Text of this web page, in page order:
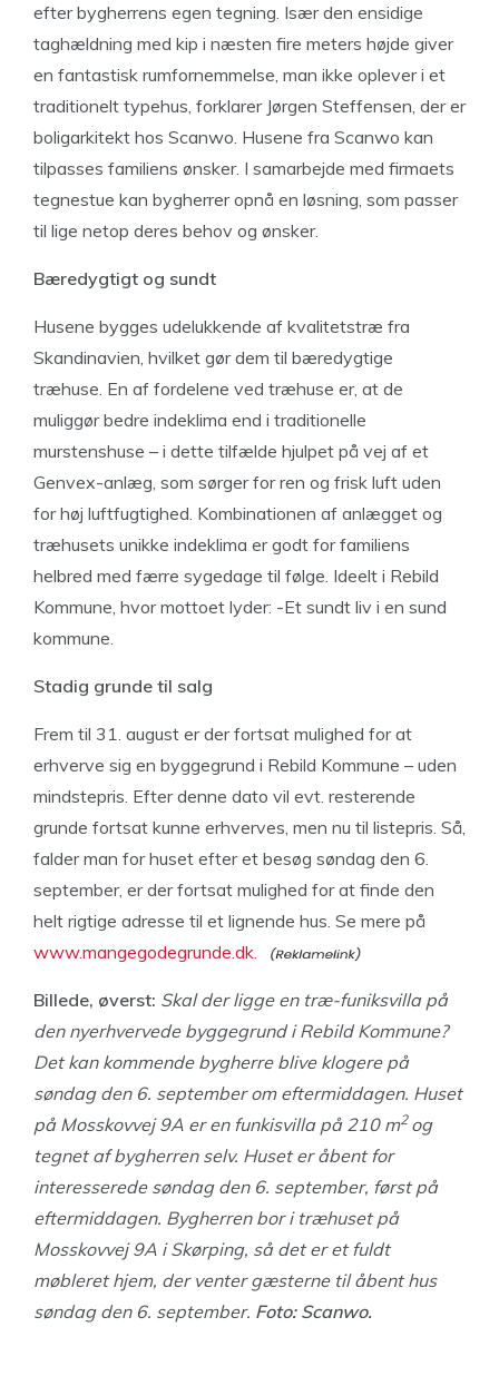
efter bygherrens egen tegning. Især den ensidige
taghældning med kip i næsten fire meters højde giver
en fantastisk rumfornemmelse, man ikke oplever i et
traditionelt typehus, forklarer Jørgen Steffensen, der er
boligarkitekt hos Scanwo. Husene fra Scanwo kan
tilpasses familiens ønsker. I samarbejde med firmaets
tegnestue kan bygherrer opnå en løsning, som passer
til lige netop deres behov og ønsker.
Bæredygtigt og sundt
Husene bygges udelukkende af kvalitetstræ fra
Skandinavien, hvilket gør dem til bæredygtige
træhuse. En af fordelene ved træhuse er, at de
muliggør bedre indeklima end i traditionelle
murstenshuse – i dette tilfælde hjulpet på vej af et
Genvex-anlæg, som sørger for ren og frisk luft uden
for høj luftfugtighed. Kombinationen af anlægget og
træhusets unikke indeklima er godt for familiens
helbred med færre sygedage til følge. Ideelt i Rebild
Kommune, hvor mottoet lyder: -Et sundt liv i en sund
kommune.
Stadig grunde til salg
Frem til 31. august er der fortsat mulighed for at
erhverve sig en byggegrund i Rebild Kommune – uden
mindstepris. Efter denne dato vil evt. resterende
grunde fortsat kunne erhverves, men nu til listepris. Så,
falder man for huset efter et besøg søndag den 6.
september, er der fortsat mulighed for at finde den
helt rigtige adresse til et lignende hus. Se mere på
www.mangegodegrunde.dk.
Billede, øverst: Skal der ligge en træ-funiksvilla på
den nyerhvervede byggegrund i Rebild Kommune?
Det kan kommende bygherre blive klogere på
søndag den 6. september om eftermiddagen. Huset
på Mosskovvej 9A er en funkisvilla på 210 m2 og
tegnet af bygherren selv. Huset er åbent for
interesserede søndag den 6. september, først på
eftermiddagen. Bygherren bor i træhuset på
Mosskovvej 9A i Skørping, så det er et fuldt
møbleret hjem, der venter gæsterne til åbent hus
søndag den 6. september. Foto: Scanwo.